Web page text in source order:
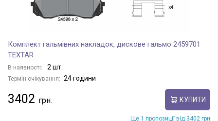
Комплект гальмівних накладок, дискове гальмо 2459701
TEXTAR
В наявності: 2 шт.
Термін очікування: 24 години
3402 КУПИТИ
Ще 1 пропозиції від 3402 грн